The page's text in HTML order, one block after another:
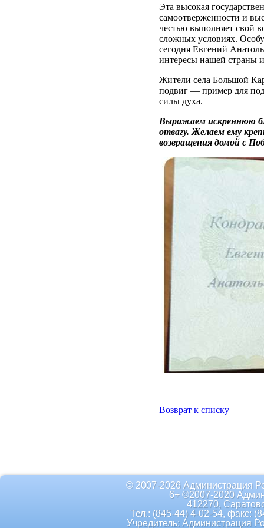
Эта высокая
самоотверженности и
честью выполняет свой
сложных условиях.
сегодня Евгений
интересы нашей страны
Жители села Большой
подвиг — пример для
силы духа.
Выражаем искреннюю
отвагу. Желаем ему
возвращения домой с
Возврат к списку
© 2007-2026 Администрация
6+ ©2007-2020
412270,
Тел.: (845-44) 4-02-54, факс:
Учредитель: Администрация